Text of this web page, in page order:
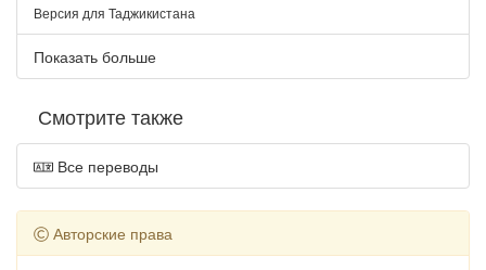
Версия для Таджикистана
Показать больше
Смотрите также
Все переводы
Авторские права